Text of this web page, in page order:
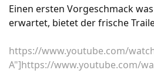
Einen ersten Vorgeschmack
erwartet, bietet der frische
https://www.youtube.com/
A"]https://www.youtube.com/